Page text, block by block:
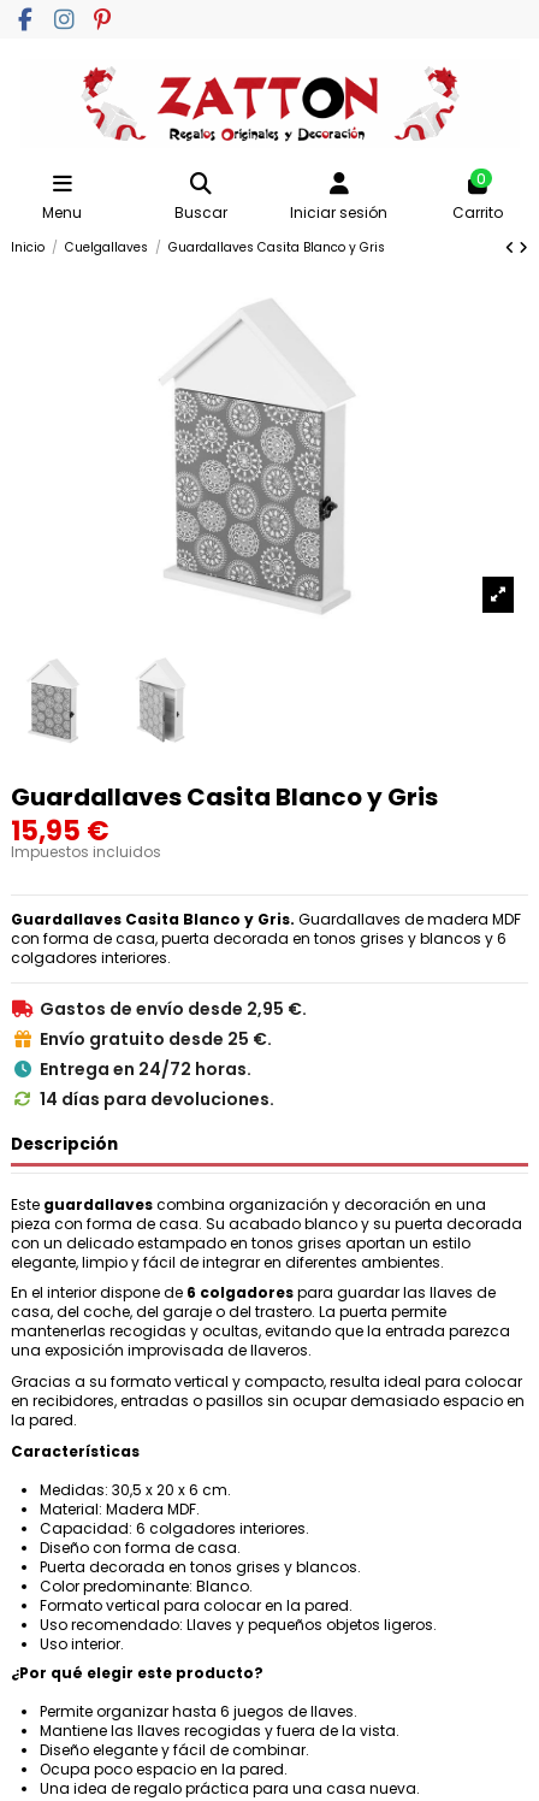
Menu Buscar Iniciar sesión
0
Carrito
Inicio Cuelgallaves Guardallaves Casita Blanco y Gris
Guardallaves Casita Blanco y Gris
15,95 €
Impuestos incluidos
Guardallaves Casita Blanco y Gris. Guardallaves de madera MDF
con forma de casa, puerta decorada en tonos grises y blancos y 6
colgadores interiores.
 Gastos de envío desde 2,95 €.
 Envío gratuito desde 25 €.
 Entrega en 24/72 horas.
 14 días para devoluciones.
Descripción
Este guardallavescombina organización y decoración en una
pieza con forma de casa. Su acabado blanco y su puerta decorada
con un delicado estampado en tonos grises aportan un estilo
elegante, limpio y fácil de integrar en diferentes ambientes.
En el interior dispone de 6 colgadorespara guardar las llaves de
casa, del coche, del garaje o del trastero. La puerta permite
mantenerlas recogidas y ocultas, evitando que la entrada parezca
una exposición improvisada de llaveros.
Gracias a su formato vertical y compacto, resulta ideal para colocar
en recibidores, entradas o pasillos sin ocupar demasiado espacio en
la pared.
Características
Medidas: 30,5 x 20 x 6 cm.
Material: Madera MDF.
Capacidad: 6 colgadores interiores.
Diseño con forma de casa.
Puerta decorada en tonos grises y blancos.
Color predominante: Blanco.
Formato vertical para colocar en la pared.
Uso recomendado: Llaves y pequeños objetos ligeros.
Uso interior.
¿Por qué elegir este producto?
Permite organizar hasta 6 juegos de llaves.
Mantiene las llaves recogidas y fuera de la vista.
Diseño elegante y fácil de combinar.
Ocupa poco espacio en la pared.
Una idea de regalo práctica para una casa nueva.